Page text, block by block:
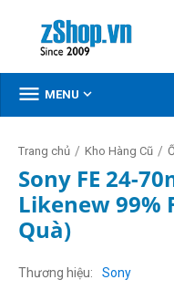
 MENU 
Trang chủ / Kho Hàng Cũ /
Sony FE 24-
Likenew 99%
Quà)
Thương hiệu Sony